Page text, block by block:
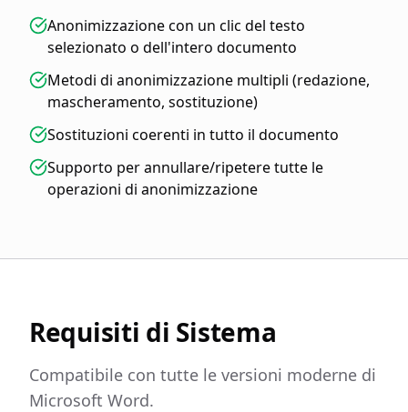
Anonimizzazione con un clic del testo
selezionato o dell'intero documento
Metodi di anonimizzazione multipli (redazione,
mascheramento, sostituzione)
Sostituzioni coerenti in tutto il documento
Supporto per annullare/ripetere tutte le
operazioni di anonimizzazione
Requisiti di Sistema
Compatibile con tutte le versioni moderne di
Microsoft Word.